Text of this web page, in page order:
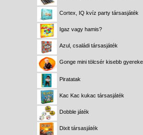
Cortex, IQ kvíz party társasjáték
Igaz vagy hamis?
Azul, családi társasjáték
Gonge mini tölcsér kisebb
Piratatak
Kac Kac kukac társasjáték
Dobble játék
Dixit társasjáték